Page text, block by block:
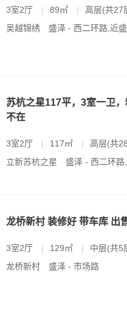
3室2厅 | 89㎡ | 高层(共27
吴越锦绣
盛泽 - 西二环路,近
苏杭之星117平，3室一卫
不在
3室2厅 | 117㎡ | 高层(共
立新苏杭之星
盛泽 - 西二环路
龙桥新村 装修好 带车库 出
3室2厅 | 129㎡ | 中层(共5
龙桥新村
盛泽 - 市场路